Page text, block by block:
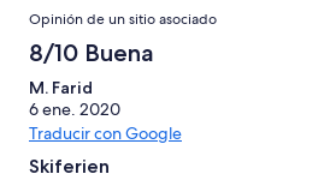
Opinión de un sitio asociado
8/10 Buena
M. Farid
6 ene. 2020
Traducir con Google
Skiferien